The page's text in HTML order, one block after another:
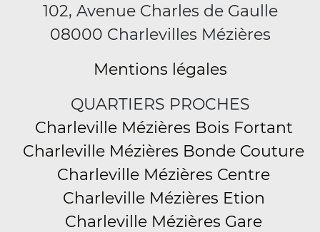
102, Avenue Charles de Gaulle
08000 Charlevilles Mézières
Mentions légales
QUARTIERS PROCHES
Charleville Mézières Bois Fortant
Charleville Mézières Bonde Couture
Charleville Mézières Centre
Charleville Mézières Etion
Charleville Mézières Gare